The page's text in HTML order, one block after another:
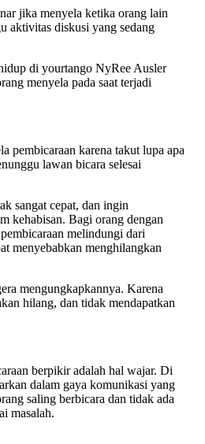
jika menyela ketika orang lain
aktivitas diskusi yang sedang
di yourtango NyRee Ausler
menyela pada saat terjadi
pembicaraan karena takut lupa apa
lawan bicara selesai
sangat cepat, dan ingin
kehabisan. Bagi orang dengan
melindungi dari
menyebabkan menghilangkan
mengungkapkannya. Karena
hilang, dan tidak mendapatkan
berpikir adalah hal wajar. Di
dalam gaya komunikasi yang
saling berbicara dan tidak ada
masalah.